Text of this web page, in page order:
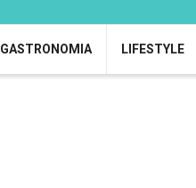
GASTRONOMIA LIFESTYLE